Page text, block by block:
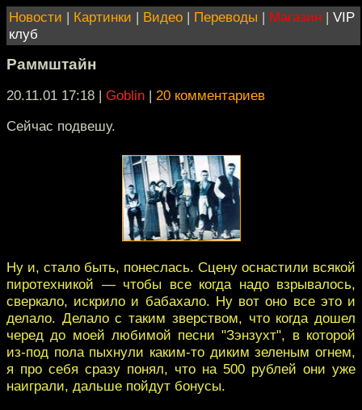
Новости | Картинки | Видео | Переводы | Магазин | VIP
клуб
Раммштайн
20.11.01 17:18 | Goblin | 20 комментариев
Сейчас подвешу.
Ну и, стало быть, понеслась. Сцену оснастили всякой
пиротехникой — чтобы все когда надо взрывалось,
сверкало, искрило и бабахало. Ну вот оно все это и
делало. Делало с таким зверством, что когда дошел
черед до моей любимой песни "Зэнзухт", в которой
из-под пола пыхнули каким-то диким зеленым огнем,
я про себя сразу понял, что на 500 рублей они уже
наиграли, дальше пойдут бонусы.